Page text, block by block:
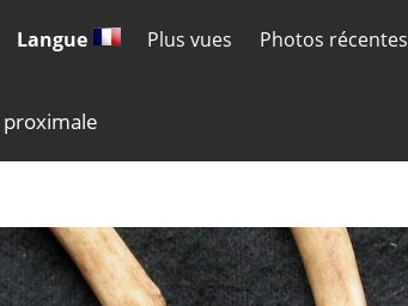
Langue Plus vues Photos récentes